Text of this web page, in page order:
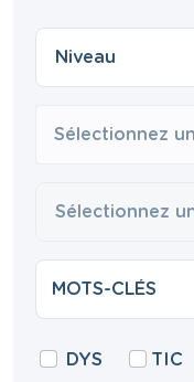
Sélectionnez
DYS TIC